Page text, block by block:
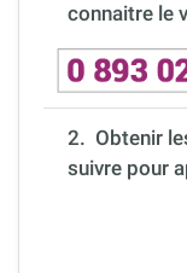
connaitre le
2. Obtenir
suivre pour